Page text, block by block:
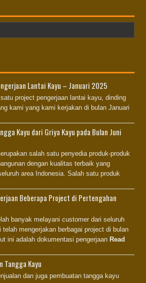
Surabaya
Surabaya
Islam
Lantai Kayu – Januari 2025
project pengerjaan lantai kayu, dinding
kami yang kami kerjakan di bulan Januari
Kayu dari Griya Kayu pada Bulan Juni
salah satu penyedia produk-produk
dengan kualitas terbaik yang
area Indonesia. Salah satu produk
Beberapa Project di Pertengahan
banyak melayani customer dari seluruh
mengerjakan berbagai project di bulan
ini adalah dokumentasi pengerjaan Read
Tangga Kayu
dan juga pembuatan tangga kayu